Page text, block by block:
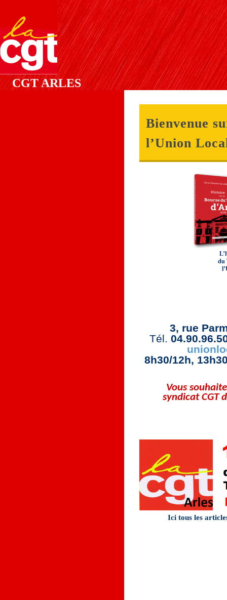
CGT ARLES
Bienvenue
l’Union
du
3, rue
Tél.
8h30/12h,
Vous
syndicat CGT
Ici tous les